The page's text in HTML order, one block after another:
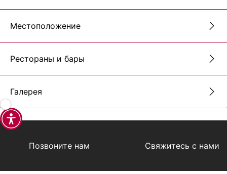
Местоположение
Рестораны и бары
Галерея
Позвоните нам Свяжитесь с нами